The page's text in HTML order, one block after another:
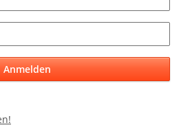
Anmelden